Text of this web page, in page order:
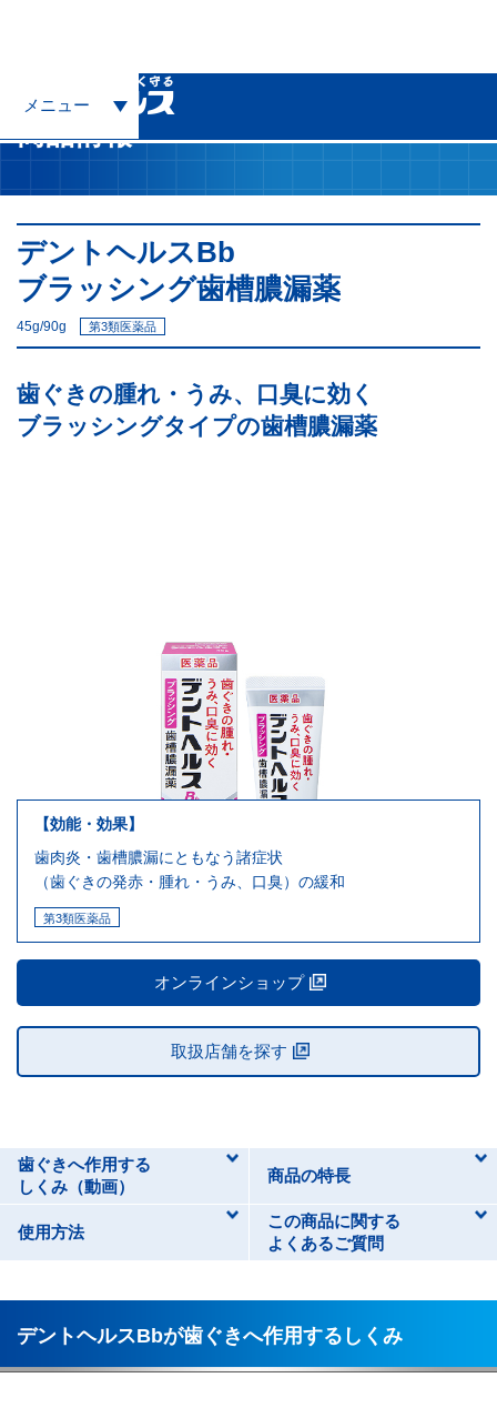
メニュー
デントヘルスBb ブラッシング 歯槽膿漏薬
商品情報
デントヘルスBb
ブラッシング歯槽膿漏薬
45g/90g 第3類医薬品
歯ぐきの腫れ・うみ、口臭に効く
ブラッシングタイプの歯槽膿漏薬
【効能・効果】
歯肉炎・歯槽膿漏にともなう諸症状
（歯ぐきの発赤・腫れ・うみ、口臭）の緩和
第3類医薬品
オンラインショップ
モーダルが開きます
取扱店舗を探す
歯ぐきへ作用する
しくみ（動画）
商品の特長
使用方法
この商品に関する
よくあるご質問
デントヘルスBbが歯ぐきへ作用するしくみ